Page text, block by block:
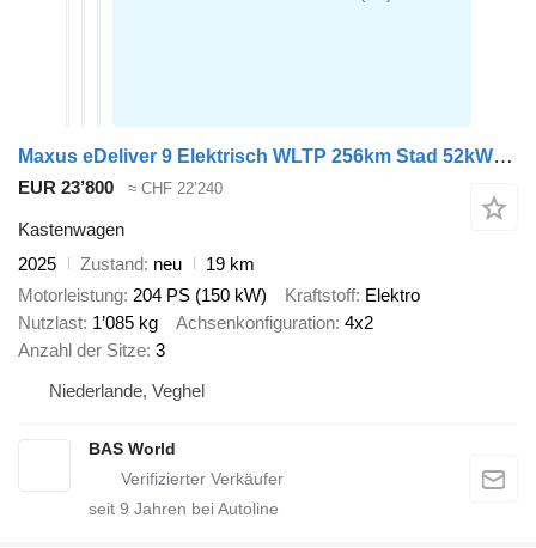
Maxus eDeliver 9 Elektrisch WLTP 256km Stad 52kWh L3H2 204pk ACC LED C
EUR 23’800 ≈ CHF 22’240
Kastenwagen
2025
Zustand neu
19 km
Motorleistung 204 PS (150 kW) Kraftstoff Elektro
Nutzlast 1’085 kg Achsenkonfiguration 4x2
Anzahl der Sitze 3
Niederlande, Veghel
BAS World
seit 9 Jahren bei Autoline